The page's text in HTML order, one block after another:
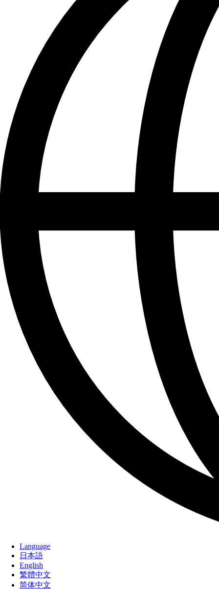
Language
日本語
English
繁體中文
简体中文